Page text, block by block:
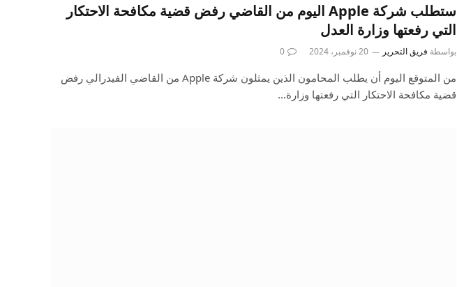
ستطلب شركة Apple اليوم من القاضي رفض قضية مكافحة الاحتكار
التي رفعتها وزارة العدل
بواسطة فريق التحرير 20 نوفمبر، 2024 0
من المتوقع اليوم أن يطلب المحامون الذين يمثلون شركة Apple من القاضي الفيدرالي رفض
قضية مكافحة الاحتكار التي رفعتها وزارة…